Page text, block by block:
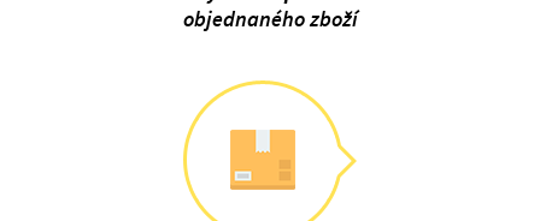
objednaného zboží